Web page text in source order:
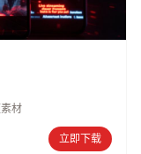
材
立即下载